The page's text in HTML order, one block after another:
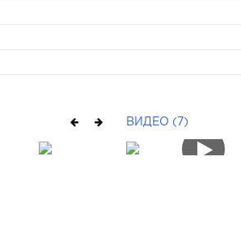
ВИДЕО (7)